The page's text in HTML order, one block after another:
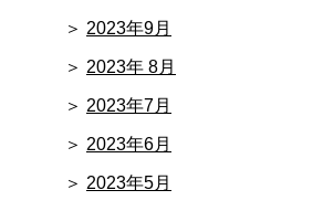
2023年9月
2023年 8月
2023年7月
2023年6月
2023年5月